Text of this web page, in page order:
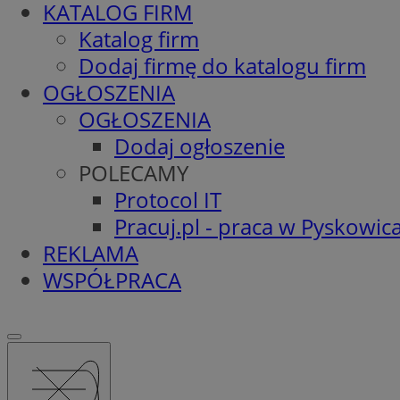
KATALOG FIRM
Katalog firm
Dodaj firmę do katalogu firm
OGŁOSZENIA
OGŁOSZENIA
Dodaj ogłoszenie
POLECAMY
Protocol IT
Pracuj.pl - praca w
REKLAMA
WSPÓŁPRACA